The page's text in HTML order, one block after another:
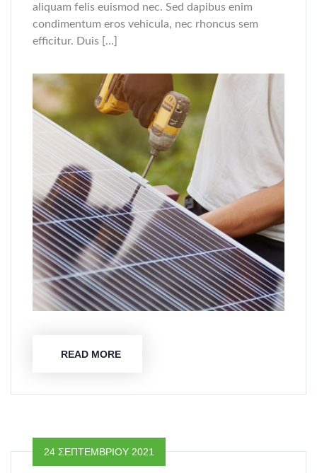
aliquam felis euismod nec. Sed dapibus enim
condimentum eros vehicula, nec rhoncus sem
efficitur. Duis […]
READ MORE
24 ΣΕΠΤΕΜΒΡΊΟΥ 2021